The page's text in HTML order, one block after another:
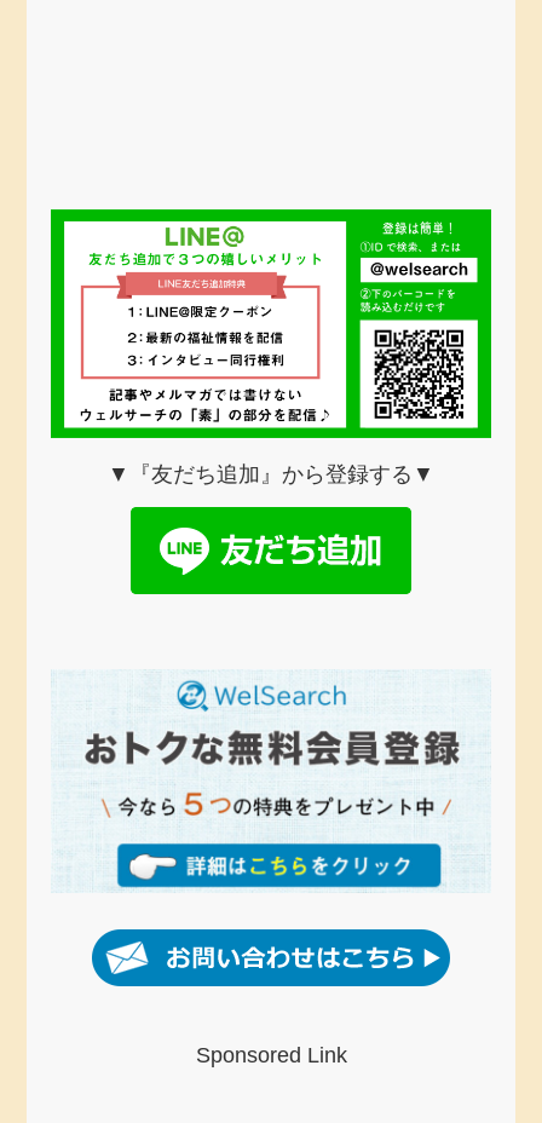
▼『友だち追加』から登録する▼
Sponsored Link